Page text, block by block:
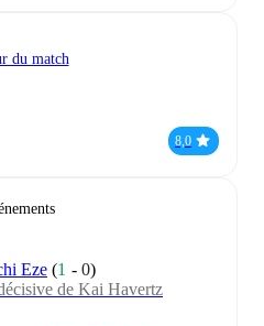
du match
8,0
Eze (1 -0)
de Kai Havertz